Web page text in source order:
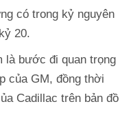
có trong kỷ nguyên
20.
là bước đi quan trọng
của GM, đồng thời
Cadillac trên bản đồ